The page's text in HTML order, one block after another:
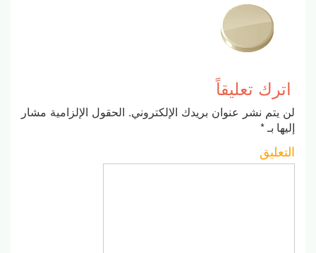
اترك تعليقاً
لن يتم نشر عنوان بريدك الإلكتروني. الحقول الإلزامية مشار
إليها بـ*
التعليق